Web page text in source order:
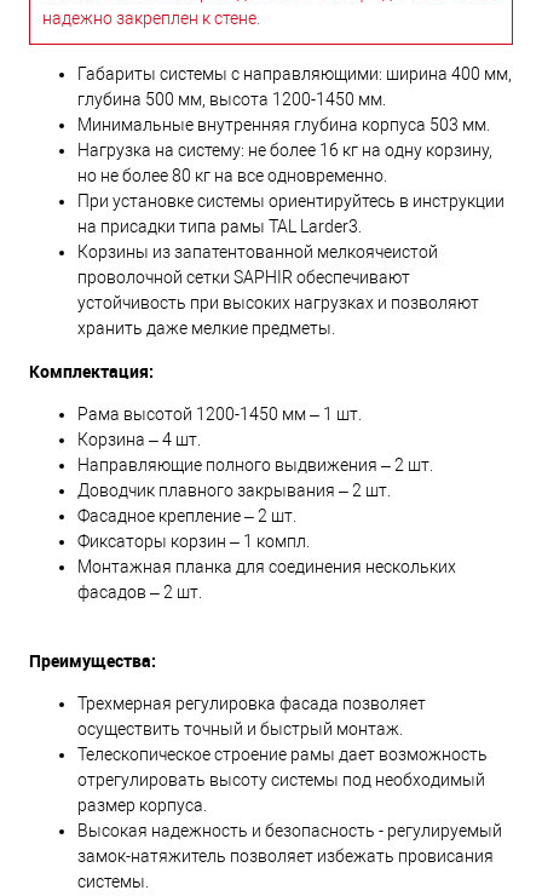
надежно закреплен к стене.
Габариты системы с направляющими: ширина 400 мм,
глубина 500 мм, высота 1200-1450 мм.
Минимальные внутренняя глубина корпуса 503 мм.
Нагрузка на систему: не более 16 кг на одну корзину,
но не более 80 кг на все одновременно.
При установке системы ориентируйтесь в инструкции
на присадки типа рамы TAL Larder3.
Корзины из запатентованной мелкоячеистой
проволочной сетки SAPHIR обеспечивают
устойчивость при высоких нагрузках и позволяют
хранить даже мелкие предметы.
Комплектация:
Рама высотой 1200-1450 мм – 1 шт.
Корзина – 4 шт.
Направляющие полного выдвижения – 2 шт.
Доводчик плавного закрывания – 2 шт.
Фасадное крепление – 2 шт.
Фиксаторы корзин – 1 компл.
Монтажная планка для соединения нескольких
фасадов – 2 шт.
Преимущества:
Трехмерная регулировка фасада позволяет
осуществить точный и быстрый монтаж.
Телескопическое строение рамы дает возможность
отрегулировать высоту системы под необходимый
размер корпуса.
Высокая надежность и безопасность - регулируемый
замок-натяжитель позволяет избежать провисания
системы.